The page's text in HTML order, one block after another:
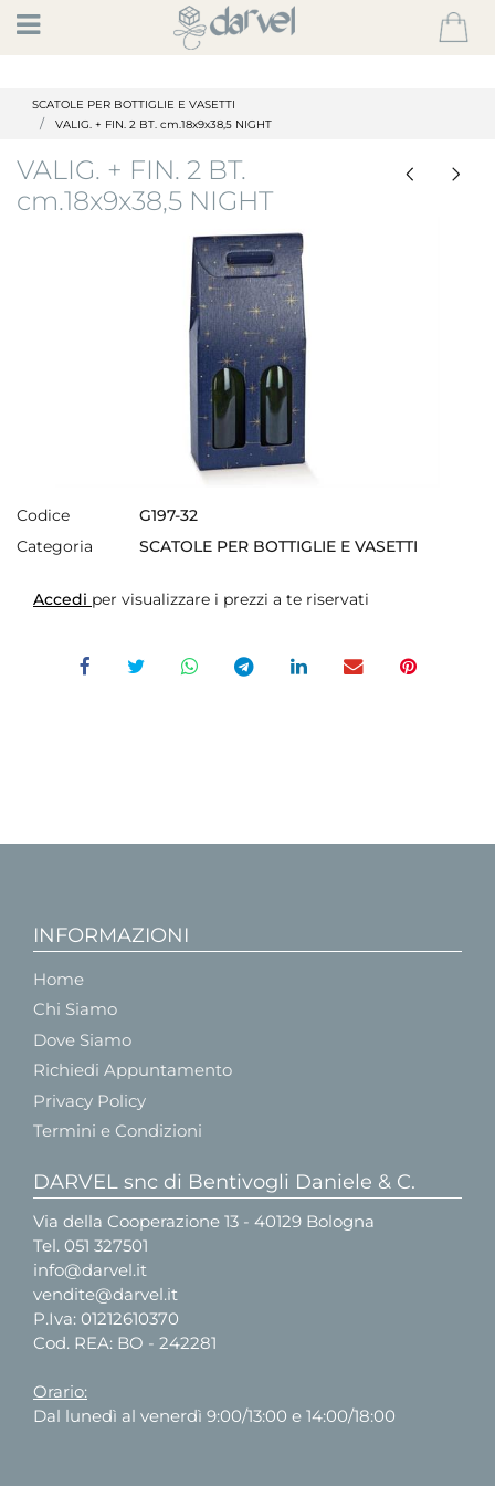
Open
SCATOLE PER BOTTIGLIE E VASETTI
VALIG. + FIN. 2 BT. cm.18x9x38,5 NIGHT
VALIG. + FIN. 2 BT.
cm.18x9x38,5 NIGHT
Codice
G197-32
Categoria
SCATOLE PER BOTTIGLIE E VASETTI
Accedi per visualizzare i prezzi a te riservati
INFORMAZIONI
Home
Chi Siamo
Dove Siamo
Richiedi Appuntamento
Privacy Policy
Termini e Condizioni
DARVEL snc di Bentivogli Daniele & C.
Via della Cooperazione 13 - 40129 Bologna
Tel. 051 327501
info@darvel.it
vendite@darvel.it
P.Iva: 01212610370
Cod. REA: BO - 242281
Orario:
Dal lunedì al venerdì 9:00/13:00 e 14:00/18:00